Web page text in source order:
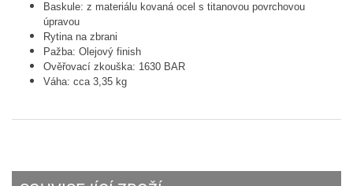
Baskule: z materiálu kovaná ocel s titanovou povrchovou
úpravou
Rytina na zbrani
Pažba: Olejový finish
Ověřovací zkouška: 1630 BAR
Váha: cca 3,35 kg